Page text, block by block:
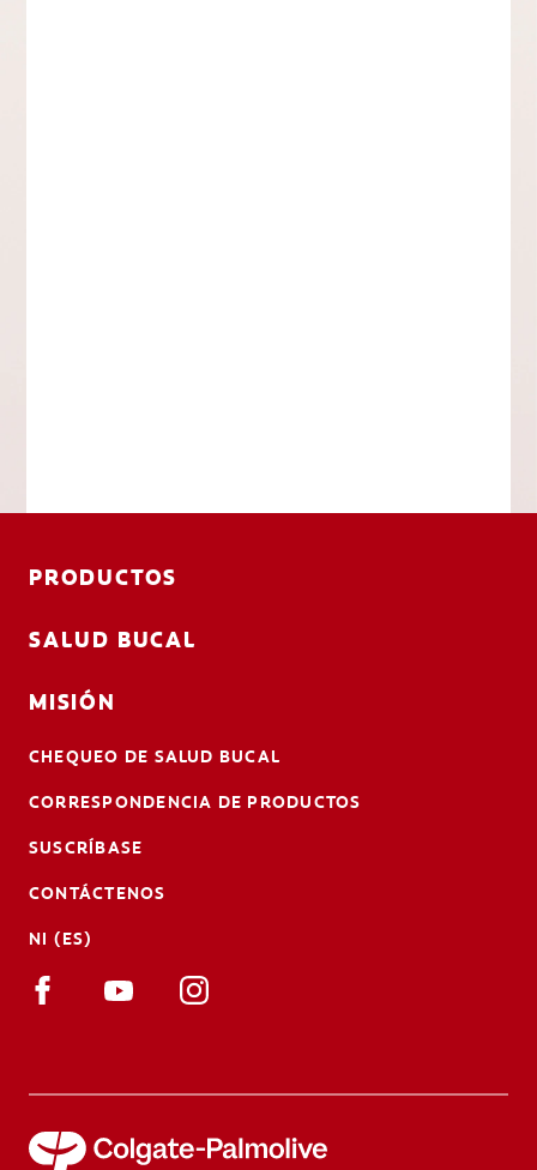
PRODUCTOS
SALUD BUCAL
MISIÓN
CHEQUEO DE SALUD BUCAL
CORRESPONDENCIA DE PRODUCTOS
SUSCRÍBASE
CONTÁCTENOS
NI (ES)